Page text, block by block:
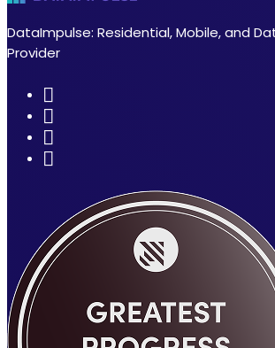
DataImpulse: Residential, Mobile, and
Provider